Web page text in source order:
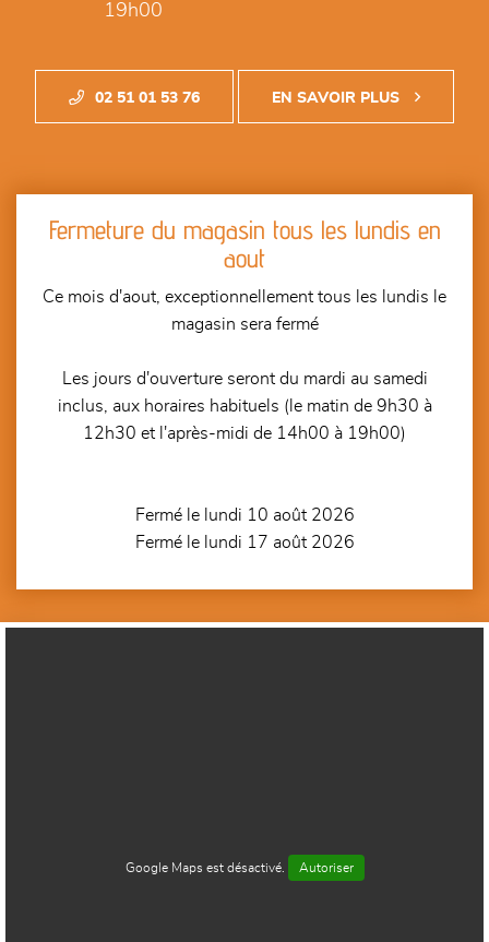
19h00
02 51 01 53 76 EN SAVOIR PLUS
Fermeture du magasin tous les lundis en
aout
Ce mois d'aout, exceptionnellement tous les lundis le
magasin sera fermé
Les jours d'ouverture seront du mardi au samedi
inclus, aux horaires habituels (le matin de 9h30 à
12h30 et l'après-midi de 14h00 à 19h00)
Fermé le lundi 10 août 2026
Fermé le lundi 17 août 2026
Google Maps est désactivé. Autoriser